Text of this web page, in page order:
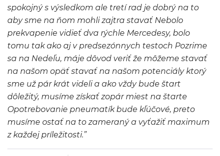
spokojný s výsledkom ale tretí rad je dobrý na to
aby sme na ňom mohli zajtra stavať Nebolo
prekvapenie vidieť dva rýchle Mercedesy, bolo
tomu tak ako aj v predsezónnych testoch Pozrime
sa na Nedeľu, máje dôvod veriť že môžeme stavať
na našom opäť stavať na našom potenciály ktorý
sme už pár krát videli a ako vždy bude štart
dôležitý, musíme získať zopár miest na štarte
Opotrebovanie pneumatík bude kľúčové, preto
musíme ostať na to zameraný a vyťažiť maximum
z každej príležitosti.”